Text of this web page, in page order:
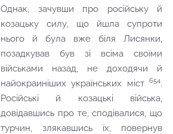
Однак, зачувши про російську й
козацьку силу, що йшла супроти
нього й була вже біля Лисянки,
позадкував був зі всіма своїми
військами назад, не доходячи й
найокраиніших українських міст 654.
Російські й козацькі війська,
довідавшись про те, сподівалися, що
турчин, злякавшись їх, повернув